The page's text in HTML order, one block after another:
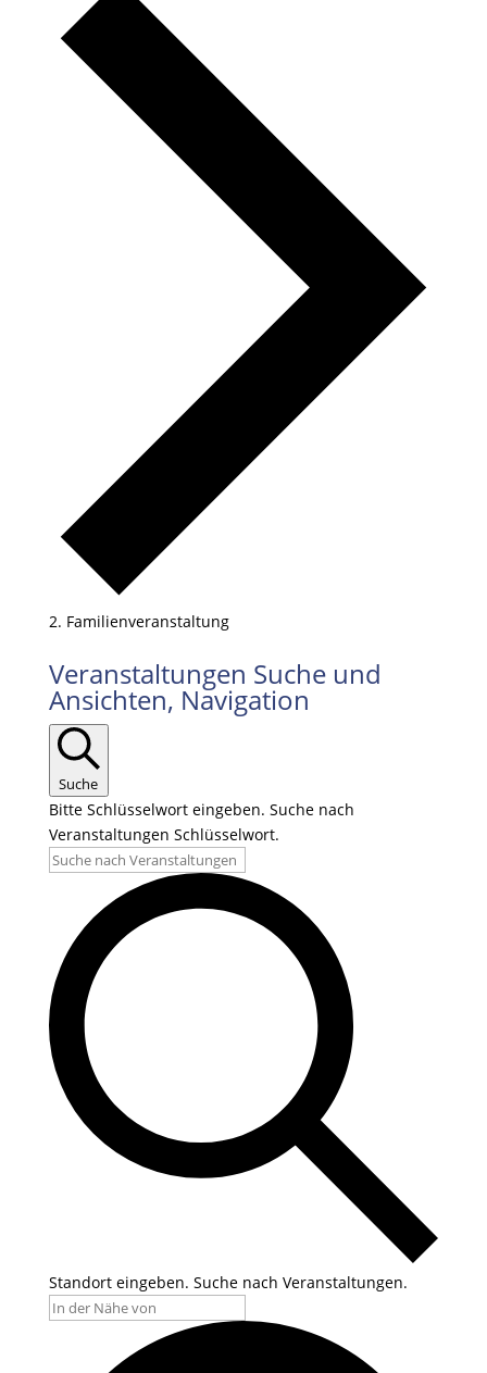
Familienveranstaltung
Veranstaltungen
Veranstaltungen Suche und
Ansichten, Navigation
Suche
Bitte Schlüsselwort eingeben. Suche nach
Veranstaltungen Schlüsselwort.
Standort eingeben. Suche nach Veranstaltungen.